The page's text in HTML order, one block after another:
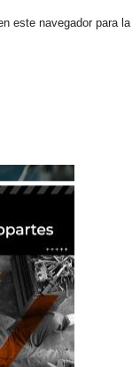
este navegador para la